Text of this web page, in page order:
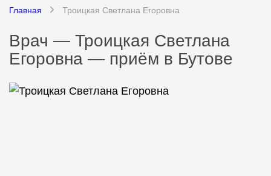
Главная Троицкая Светлана Егоровна
Врач — Троицкая Светлана
Егоровна — приём в Бутове